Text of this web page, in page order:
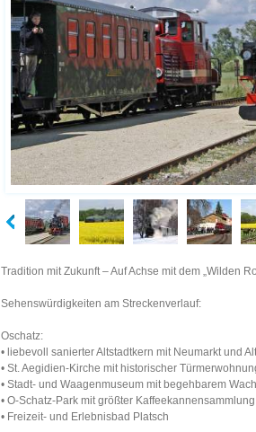
Tradition mit Zukunft – Auf Achse mit dem „Wilden
Sehenswürdigkeiten am Streckenverlauf:
Oschatz:
• liebevoll sanierter Altstadtkern mit Neumarkt und
• St. Aegidien-Kirche mit historischer
• Stadt- und Waagenmuseum mit begehbarem
• O-Schatz-Park mit größter
• Freizeit- und Erlebnisbad Platsch